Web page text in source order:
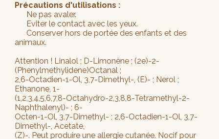
Précautions d'utilisations :
Ne pas avaler.
Eviter le contact avec les yeux.
Conserver hors de portée des enfants et des
animaux.
Attention ! Linalol ; D-Limonène ; (2e)-2-
(Phenylmethylidene)Octanal ;
2,6-Octadien-1-Ol, 3,7-Dimethyl-, (E)- ; Nerol ;
Ethanone, 1-
(1,2,3,4,5,6,7,8-Octahydro-2,3,8,8-Tetramethyl-2-
Naphthalenyl)- ; 6-
Octen-1-Ol, 3,7-Dimethyl- ; 2,6-Octadien-1-Ol, 3,7-
Dimethyl-, Acetate,
(Z)-. Peut produire une allergie cutanée. Nocif pour